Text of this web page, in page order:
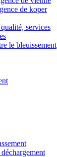
de koper
services
le bleuissement